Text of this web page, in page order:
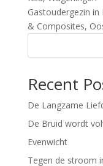
Gastoudergezin
& Composites,
Recent
De Langzame
De Bruid wordt
Evenwicht
Tegen de stroom